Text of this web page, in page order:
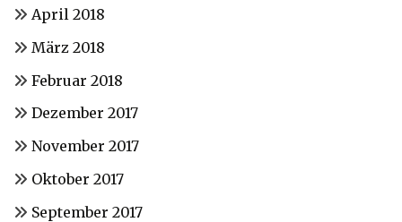
April 2018
März 2018
Februar 2018
Dezember 2017
November 2017
Oktober 2017
September 2017